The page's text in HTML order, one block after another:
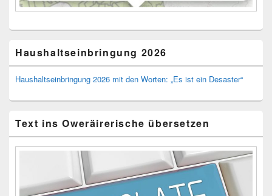
Haushaltseinbringung 2026
Haushaltseinbringung 2026 mit den Worten: „Es ist ein Desaster“
Text ins Oweräirerische übersetzen